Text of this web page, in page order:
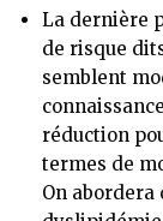
La dernière
de risque
semblent
réduction
termes de
On